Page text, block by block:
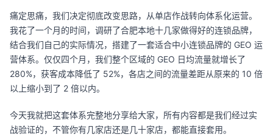
痛定思痛，我们决定彻底改变思路，从单店作战转向体系化运营。
我花了一个月的时间，调研了合肥本地十几家做得好的连锁品牌，
结合我们自己的实际情况，搭建了一套适合中小连锁品牌的 GEO 运
营体系。仅仅四个月，我们整个区域的 GEO 日均流量就增长了
280%，获客成本降低了 52%，各店之间的流量差距从原来的 10 倍
以上缩小到了 2 倍以内。
今天我就把这套体系完整地分享给大家，所有内容都是我们经过实
战验证的，不管你有几家店还是几十家店，都能直接套用。